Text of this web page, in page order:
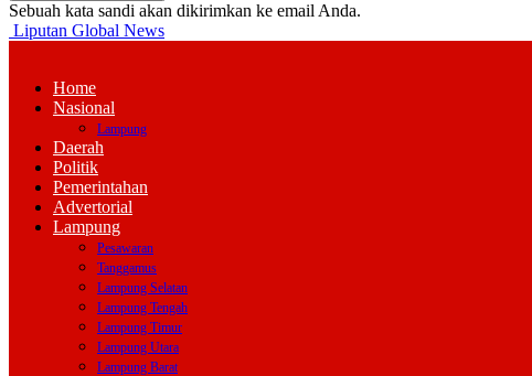
Sebuah kata sandi akan dikirimkan ke email Anda.
Liputan Global News
Home
Nasional
Lampung
Daerah
Politik
Pemerintahan
Advertorial
Lampung
Pesawaran
Tanggamus
Lampung Selatan
Lampung Tengah
Lampung Timur
Lampung Utara
Lampung Barat